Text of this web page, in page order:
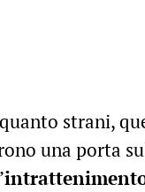
strani,
una porta